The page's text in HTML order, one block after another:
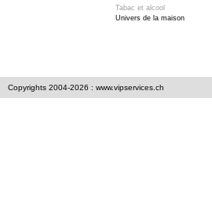
Tabac et alcool
Univers de la maison
Copyrights 2004-2026 : www.vipservices.ch